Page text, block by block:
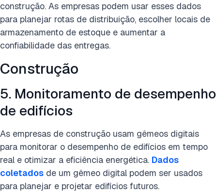
construção. As empresas podem usar esses dados
para planejar rotas de distribuição, escolher locais de
armazenamento de estoque e aumentar a
confiabilidade das entregas.
Construção
5. Monitoramento de desempenho
de edifícios
As empresas de construção usam gêmeos digitais
para monitorar o desempenho de edifícios em tempo
real e otimizar a eficiência energética. Dados
coletados de um gêmeo digital podem ser usados
para planejar e projetar edifícios futuros.